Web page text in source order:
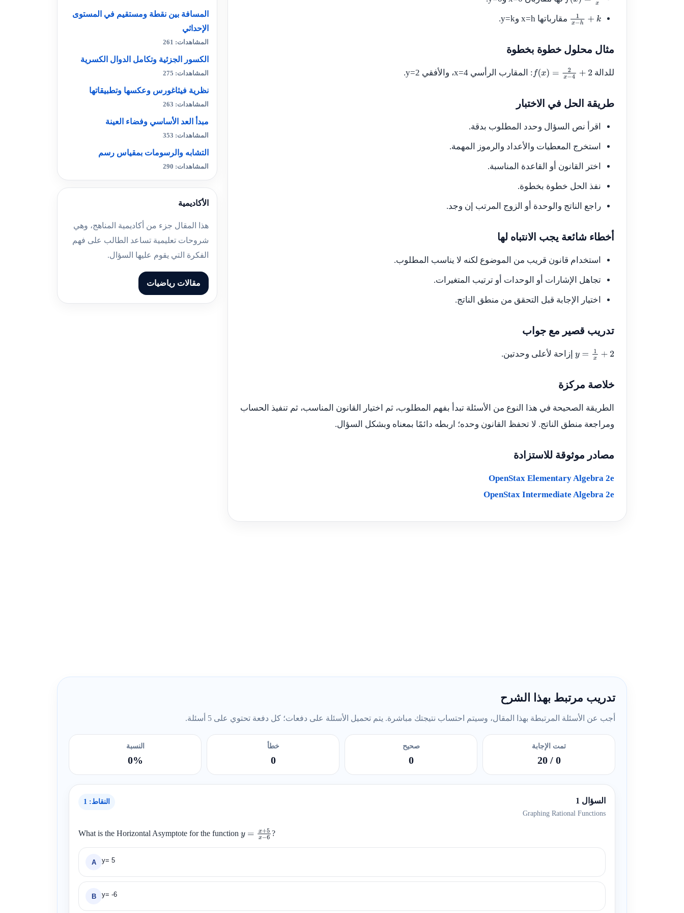
1x−h+k مقارباتها x=hوy=k
.
مثال محلول خطوة بخطوة
للدالة f(x)= 2x −4+2 : المقارب الرأسي x=4، والأفقي y=2
.
طريقة الحل في الاختبار
اقرأ نص السؤال وحدد المطلوب بدقة.
استخرج المعطيات والأعداد والرموز المهمة.
اختر القانون أو القاعدة المناسبة.
نفذ الحل خطوة بخطوة.
راجع الناتج والوحدة أو الزوج المرتب إن وجد.
أخطاء شائعة يجب الانتباه لها
استخدام قانون قريب من الموضوع لكنه لا يناسب المطلوب.
تجاهل الإشارات أو الوحدات أو ترتيب المتغيرات.
اختيار الإجابة قبل التحقق من منطق الناتج.
تدريب قصير مع جواب
y =1 x+ 2 إزاحة لأعلى وحدتين.
خلاصة مركزة
الطريقة الصحيحة في هذا النوع من الأسئلة تبدأ بفهم المطلوب، ثم اختيار القانون المناسب، ثم تنفيذ الحساب
ومراجعة منطق الناتج. لا تحفظ القانون وحده؛ اربطه دائمًا بمعناه وبشكل السؤال.
مصادر موثوقة للاستزادة
OpenStax Elementary Algebra 2e
OpenStax Intermediate Algebra 2e
المسافة بين نقطة ومستقيم في المستوى
الإحداثي
المشاهدات: 261
الكسور الجزئية وتكامل الدوال الكسرية
المشاهدات: 275
نظرية فيثاغورس وعكسها وتطبيقاتها
المشاهدات: 263
مبدأ العد الأساسي وفضاء العينة
المشاهدات: 353
التشابه والرسومات بمقياس رسم
المشاهدات: 290
الأكاديمية
هذا المقال جزء من أكاديمية المناهج، وهي
شروحات تعليمية تساعد الطالب على فهم
الفكرة التي يقوم عليها السؤال.
مقالات رياضيات
تدريب مرتبط بهذا الشرح
أجب عن الأسئلة المرتبطة بهذا المقال، وسيتم احتساب نتيجتك مباشرة. يتم تحميل الأسئلة على دفعات؛ كل دفعة تحتوي على 5 أسئلة.
تمت الإجابة
0
/ 20
صحيح
0
خطأ
0
النسبة
0%
السؤال 1
Graphing Rational Functions
النقاط: 1
What is the Horizontal Asymptote for the function y=x+5x−
6
?
A y= 5
B y= -6